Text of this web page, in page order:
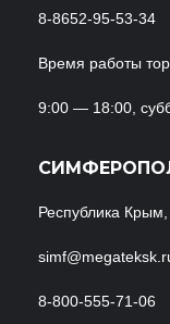
8-8652-95-53-34
Время работы
9:00 — 18:00,
Республика
8-800-555-71-06